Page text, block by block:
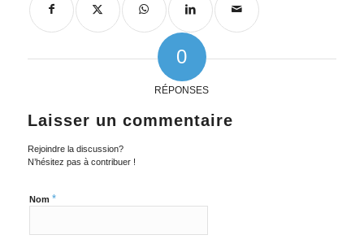
0
RÉPONSES
Laisser un commentaire
Rejoindre la discussion?
N’hésitez pas à contribuer !
Nom *